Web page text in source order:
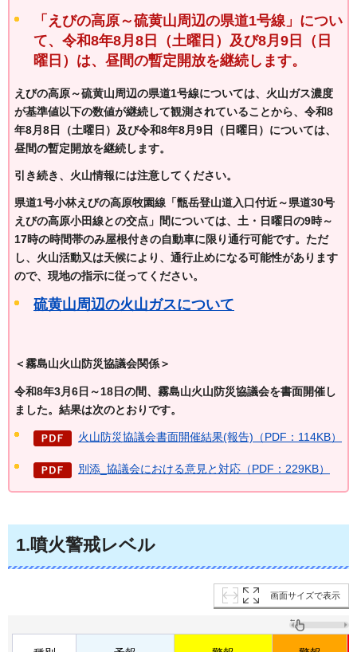
「えびの高原～硫黄山周辺の県道1号線」につい
て、令和8年8月8 日（土曜日）及び8月9日（日
曜日）は、昼間の暫定開放を継続します。
えびの高原～硫黄山周辺の県道1号線については、火山ガス濃度
が基準値以下の数値が継続して観測されていることから、令和8
年8月8日（土曜日）及び令和8年8月9日（日曜日）については、
昼間の暫定開放を継続します。
引き続き、火山情報には注意してください。
県道1号小林えびの高原牧園線「甑岳登山道入口付近～県道30号
えびの高原小田線との交点」間については、土・日曜日の9時～
17時の時間帯のみ屋根付きの自動車に限り通行可能です。ただ
し、火山活動又は天候により、通行止めになる可能性があります
ので、現地の指示に従ってください。
硫黄山周辺の火山ガスについて
＜霧島山火山防災協議会関係＞
令和8年3月6日～18日の間、霧島山火山防災協議会を書面開催し
ました。結果は次のとおりです。
火山防災協議会書面開催結果(報告)（PDF：114KB）
別添_協議会における意見と対応（PDF：229KB）
1.噴火警戒レベル
画面サイズで表示